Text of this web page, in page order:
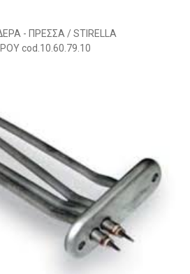
- ΠΡΕΣΣΑ /STIRELLA
cod.10.60.79.10